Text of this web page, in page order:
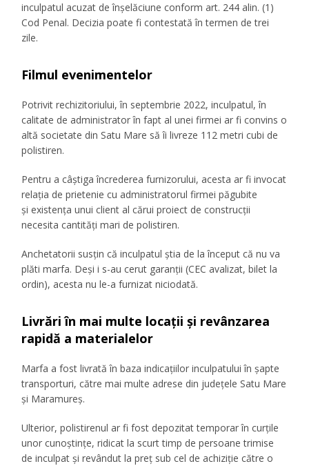
inculpatul acuzat de înșelăciune conform art. 244 alin. (1)
Cod Penal. Decizia poate fi contestată în termen de trei
zile.
Filmul evenimentelor
Potrivit rechizitoriului, în septembrie 2022, inculpatul, în
calitate de administrator în fapt al unei firmei ar fi convins o
altă societate din Satu Mare să îi livreze 112 metri cubi de
polistiren.
Pentru a câștiga încrederea furnizorului, acesta ar fi invocat
relația de prietenie cu administratorul firmei păgubite
și existența unui client al cărui proiect de construcții
necesita cantități mari de polistiren.
Anchetatorii susțin că inculpatul știa de la început că nu va
plăti marfa. Deși i s-au cerut garanții (CEC avalizat, bilet la
ordin), acesta nu le-a furnizat niciodată.
Livrări în mai multe locații și revânzarea
rapidă a materialelor
Marfa a fost livrată în baza indicațiilor inculpatului în șapte
transporturi, către mai multe adrese din județele Satu Mare
și Maramureș.
Ulterior, polistirenul ar fi fost depozitat temporar în curțile
unor cunoștințe, ridicat la scurt timp de persoane trimise
de inculpat și revândut la preț sub cel de achiziție către o